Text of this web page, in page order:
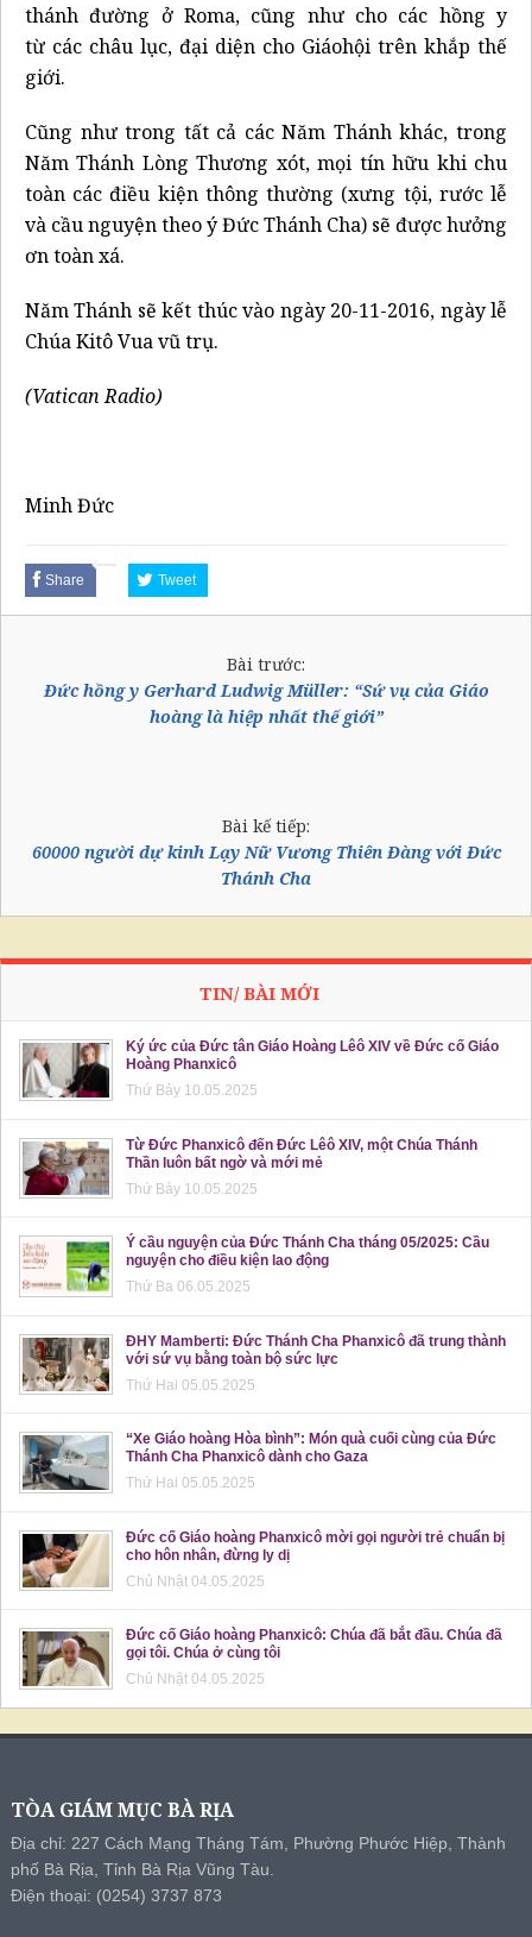
thánh đường ở Roma, cũng như cho các hồng y
từ các châu lục, đại diện cho Giáohội trên khắp thế
giới.
Cũng như trong tất cả các Năm Thánh khác, trong
Năm Thánh Lòng Thương xót, mọi tín hữu khi chu
toàn các điều kiện thông thường (xưng tội, rước lễ
và cầu nguyện theo ý Đức Thánh Cha) sẽ được hưởng
ơn toàn xá.
Năm Thánh sẽ kết thúc vào ngày 20-11-2016, ngày lễ
Chúa Kitô Vua vũ trụ.
(Vatican Radio)
Minh Đức
Share Tweet
Bài trước:
Đức hồng y Gerhard Ludwig Müller: “Sứ vụ của Giáo
hoàng là hiệp nhất thế giới”
Bài kế tiếp:
60000 người dự kinh Lạy Nữ Vương Thiên Đàng với Đức
Thánh Cha
TIN/ BÀI MỚI
Ký ức của Đức tân Giáo Hoàng Lêô XIV về Đức cố Giáo
Hoàng Phanxicô
Thứ Bảy 10.05.2025
Từ Đức Phanxicô đến Đức Lêô XIV, một Chúa Thánh
Thần luôn bất ngờ và mới mẻ
Thứ Bảy 10.05.2025
Ý cầu nguyện của Đức Thánh Cha tháng 05/2025: Cầu
nguyện cho điều kiện lao động
Thứ Ba 06.05.2025
ĐHY Mamberti: Đức Thánh Cha Phanxicô đã trung thành
với sứ vụ bằng toàn bộ sức lực
Thứ Hai 05.05.2025
“Xe Giáo hoàng Hòa bình”: Món quà cuối cùng của Đức
Thánh Cha Phanxicô dành cho Gaza
Thứ Hai 05.05.2025
Đức cố Giáo hoàng Phanxicô mời gọi người trẻ chuẩn bị
cho hôn nhân, đừng ly dị
Chủ Nhật 04.05.2025
Đức cố Giáo hoàng Phanxicô: Chúa đã bắt đầu. Chúa đã
gọi tôi. Chúa ở cùng tôi
Chủ Nhật 04.05.2025
TÒA GIÁM MỤC BÀ RỊA
Địa chỉ: 227 Cách Mạng Tháng Tám, Phường Phước Hiệp, Thành
phố Bà Rịa, Tỉnh Bà Rịa Vũng Tàu.
Điện thoại: (0254) 3737 873